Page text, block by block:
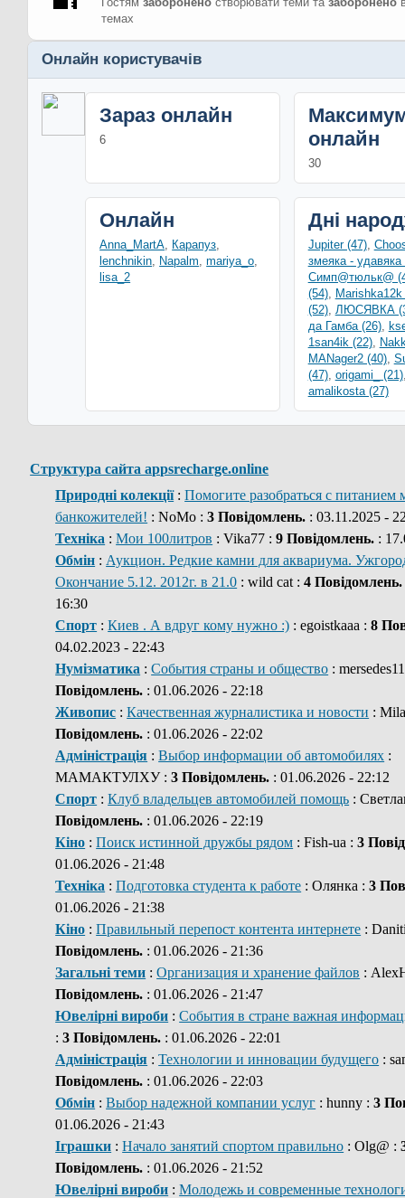
темах
Онлайн користувачів
Зараз онлайн
6
онлайн
30
Онлайн
Anna_MartA, Карапуз,
lenchnikin, Napalm,mariya_o,
lisa_2
Дні
Jupiter (47),
змеяка - удавяка
Симп@тюльк@
(54), Marishka12k
(52), ЛЮСЯВКА
да Гамба (26),
1san4ik (22),
MANager2 (40),
(47), origami_ (21)
amalikosta (27)
Структура сайта appsrecharge.online
Природні колекції:Помогите разобраться с питанием
банкожителей! : NoMo :3 Повідомлень. : 03.11.2025 -
Техніка :Мои 100литров : Vika77 :9 Повідомлень. :
Обмін : Аукцион. Редкие камни для аквариума.
Окончание 5.12. 2012г. в 21.0 : wild cat :4 Повідомлень.
16:30
Спорт :Киев . А вдруг кому нужно :) : egoistkaaa :8
04.02.2023 - 22:43
Нумізматика :События страны и общество :
Повідомлень. : 01.06.2026 - 22:18
Живопис :Качественная журналистика и новости :
Повідомлень. : 01.06.2026 - 22:02
Адміністрація :Выбор информации об автомобилях :
МАМАКТУЛХУ :3 Повідомлень. : 01.06.2026 - 22:12
Спорт :Клуб владельцев автомобилей помощь :
Повідомлень. : 01.06.2026 - 22:19
Кіно :Поиск истинной дружбы рядом : Fish-ua :3
01.06.2026 - 21:48
Техніка :Подготовка студента к работе : Олянка :3
01.06.2026 - 21:38
Кіно :Правильный перепост контента интернете :
Повідомлень. : 01.06.2026 - 21:36
Загальні теми :Организация и хранение файлов :
Повідомлень. : 01.06.2026 - 21:47
Ювелірні вироби :События в стране важная
:3 Повідомлень. : 01.06.2026 - 22:01
Адміністрація :Технологии и инновации будущего :
Повідомлень. : 01.06.2026 - 22:03
Обмін :Выбор надежной компании услуг : hunny :3
01.06.2026 - 21:43
Іграшки :Начало занятий спортом правильно : Olg@ :
Повідомлень. : 01.06.2026 - 21:52
Ювелірні вироби :Молодежь и современные